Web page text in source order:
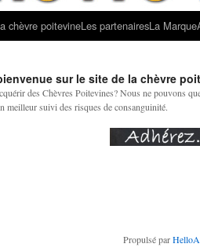
chèvre poitevineLes partenairesLa Marque
sur le site de la chèvre
des Chèvres Poitevines? Nous ne pouvons
meilleur suivi des risques de consanguinité.
Propulsé par